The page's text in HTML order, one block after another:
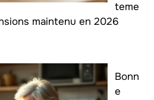
teme
maintenu en 2026
Bonn
e